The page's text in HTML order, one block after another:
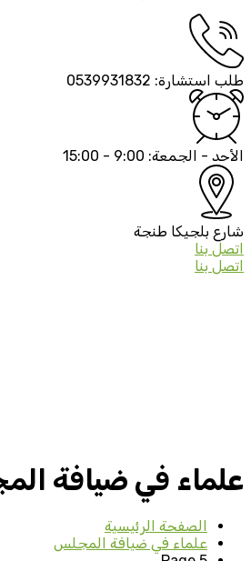
طلب استشارة: 0539931832
الأحد - الجمعة: 9:00 - 15:00
شارع بلجيكا طنجة
اتصل بنا
اتصل بنا
علماء في ضيافة
الصفحة الرئيسية
علماء في ضيافة المجلس